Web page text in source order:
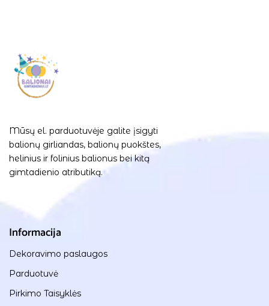
Mūsų el. parduotuvėje galite įsigyti
balionų girliandas, balionų puokštes,
helinius ir folinius balionus bei kitą
gimtadienio atributiką.
Informacija
Dekoravimo paslaugos
Parduotuvė
Pirkimo Taisyklės